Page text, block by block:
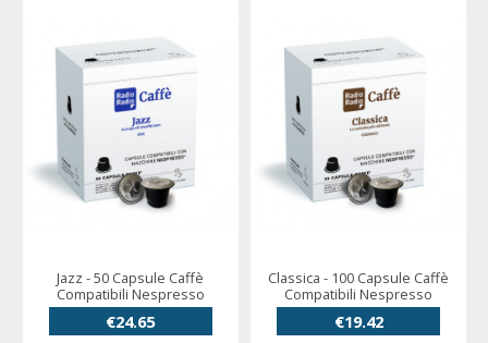
Jazz - 50 Capsule Caffè
Compatibili Nespresso
€24.65
Classica - 100 Capsule Caffè
Compatibili Nespresso
€19.42